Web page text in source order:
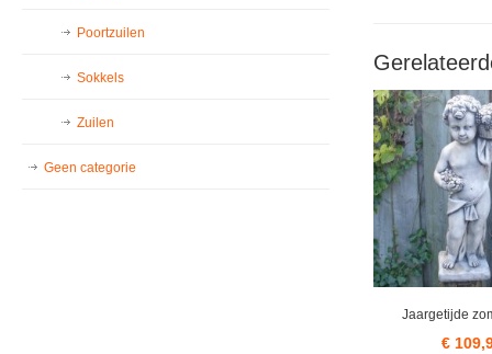
Jaargetijde
€
Poortzuilen
Sokkels
Zuilen
Geen categorie